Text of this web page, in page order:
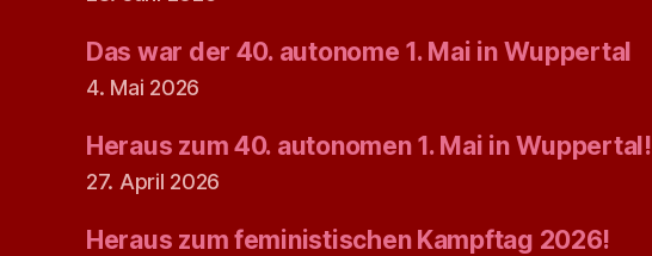
Das war der 40. autonome 1. Mai in Wuppertal
4. Mai 2026
Heraus zum 40. autonomen 1. Mai in Wuppertal!
27. April 2026
Heraus zum feministischen Kampftag 2026!